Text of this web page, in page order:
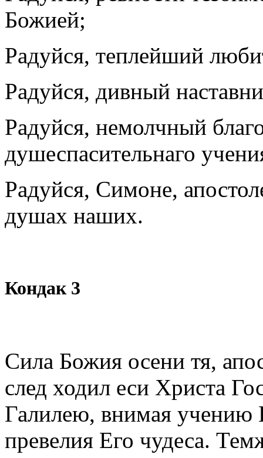
Божией;
Радуйся, теплейший
Радуйся, дивный
Радуйся, немолчный
душеспасительнаго
Радуйся, Симоне,
душах наших.
Кондак 3
Сила Божия осени тя,
след ходил еси Христа
Галилею, внимая учению
превелия Его чудеса.